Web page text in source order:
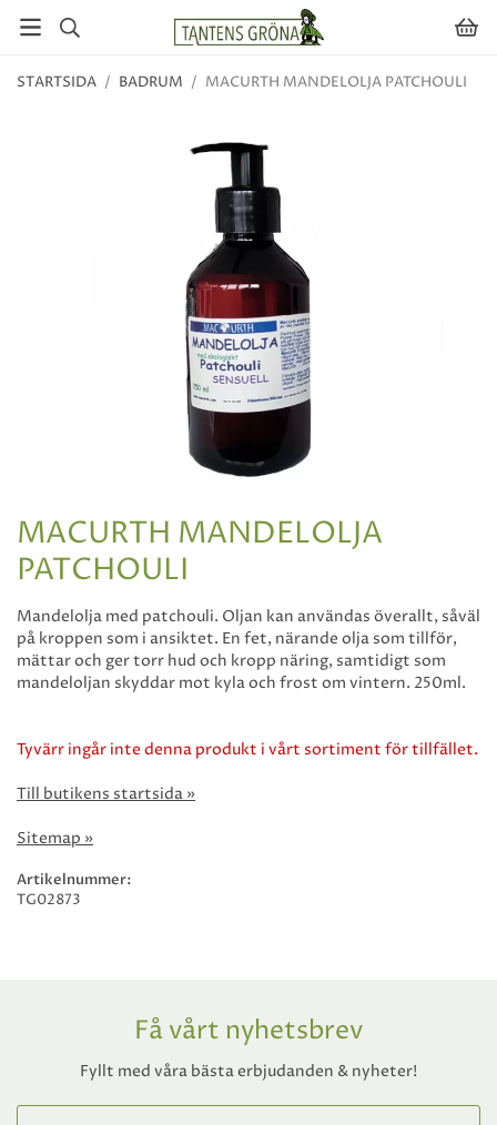
STARTSIDA / BADRUM / MACURTH MANDELOLJA PATCHOULI
MACURTH MANDELOLJA
PATCHOULI
Mandelolja med patchouli. Oljan kan användas överallt, såväl
på kroppen som i ansiktet. En fet, närande olja som tillför,
mättar och ger torr hud och kropp näring, samtidigt som
mandeloljan skyddar mot kyla och frost om vintern. 250ml.
Tyvärr ingår inte denna produkt i vårt sortiment för tillfället.
Till butikens startsida »
Sitemap »
Artikelnummer:
TG02873
Få vårt nyhetsbrev
Fyllt med våra bästa erbjudanden & nyheter!